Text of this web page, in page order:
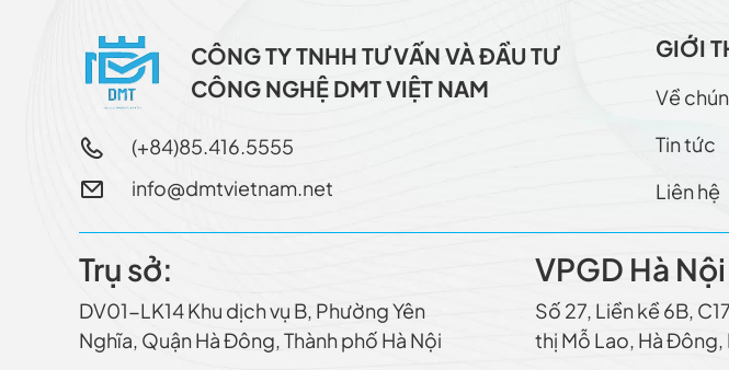
CÔNG TY TNHH TƯ VẤN VÀ ĐẦU TƯ
CÔNG NGHỆ DMT VIỆT NAM
(+84)85.416.5555
info@dmtvietnam.net
GIỚI
Về
Tin tức
Liên hệ
Trụ sở:
DV01-LK14 Khu dịch vụ B, Phường Yên
Nghĩa, Quận Hà Ðông, Thành phố Hà Nội
VPGD Hà
Số 27, Liền kề 6B,
thị Mỗ Lao, Hà Đông,